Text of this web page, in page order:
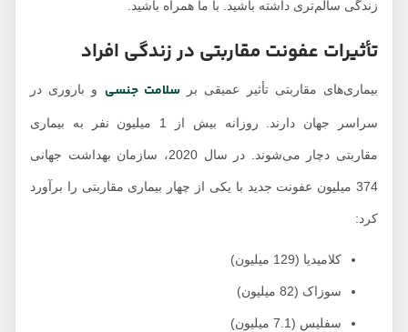
زندگی سالم‌تری داشته باشید. با ما همراه باشید.
تأثیرات عفونت مقاربتی در زندگی افراد
بیماری‌های مقاربتی تأثیر عمیقی برسلامت جنسیو باروری در
سراسر جهان دارند. روزانه بیش از 1 میلیون نفر به بیماری
مقاربتی دچار می‌شوند. در سال 2020، سازمان بهداشت جهانی
374 میلیون عفونت جدید با یکی از چهار بیماری مقاربتی را برآورد
کلامیدیا (129 میلیون)
سوزاک (82 میلیون)
سفلیس (7.1 میلیون)